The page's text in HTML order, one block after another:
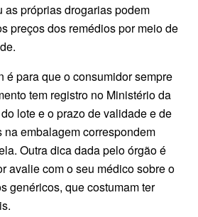
próprias drogarias podem
preços dos remédios por meio de
é para que o consumidor sempre
tem registro no Ministério da
lote e o prazo de validade e de
embalagem correspondem
Outra dica dada pelo órgão é
avalie com o seu médico sobre o
genéricos, que costumam ter